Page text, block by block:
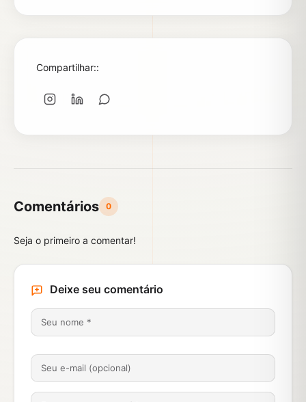
Compartilhar::
Comentários 0
Seja o primeiro a comentar!
Deixe seu comentário